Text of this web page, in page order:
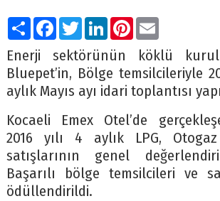
PaylaşFacebook
TwitterLinkedIn
Pinterest
Email
Enerji sektörünün köklü
Bluepet’in, Bölge temsilcileriyle
aylık Mayıs ayı idari toplantısı
Kocaeli Emex Otel’de
2016 yılı 4 aylık LPG,
satışlarının genel
Başarılı bölge temsilcileri ve
ödüllendirildi.